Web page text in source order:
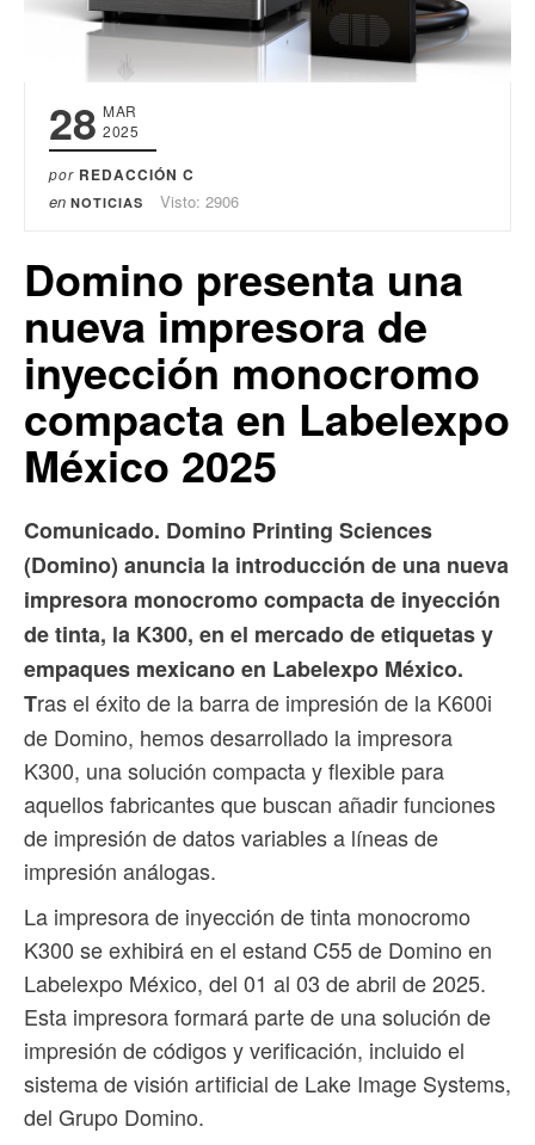
28 MAR
2025
por REDACCIÓN C
en NOTICIAS Visto: 2906
Domino presenta una
nueva impresora de
inyección monocromo
compacta en Labelexpo
México 2025
Comunicado. Domino Printing Sciences
(Domino) anuncia la introducción de una nueva
impresora monocromo compacta de inyección
de tinta, la K300, en el mercado de etiquetas y
empaques mexicano en Labelexpo México.
Tras el éxito de la barra de impresión de la K600i
de Domino, hemos desarrollado la impresora
K300, una solución compacta y flexible para
aquellos fabricantes que buscan añadir funciones
de impresión de datos variables a líneas de
impresión análogas.
La impresora de inyección de tinta monocromo
K300 se exhibirá en el estand C55 de Domino en
Labelexpo México, del 01 al 03 de abril de 2025.
Esta impresora formará parte de una solución de
impresión de códigos y verificación, incluido el
sistema de visión artificial de Lake Image Systems,
del Grupo Domino.